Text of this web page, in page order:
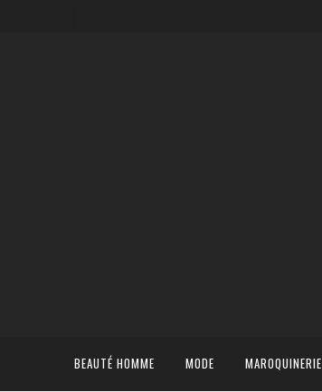
BEAUTÉ HOMME MODE MAROQUINERIE